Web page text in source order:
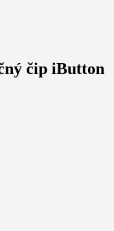
čip iButton